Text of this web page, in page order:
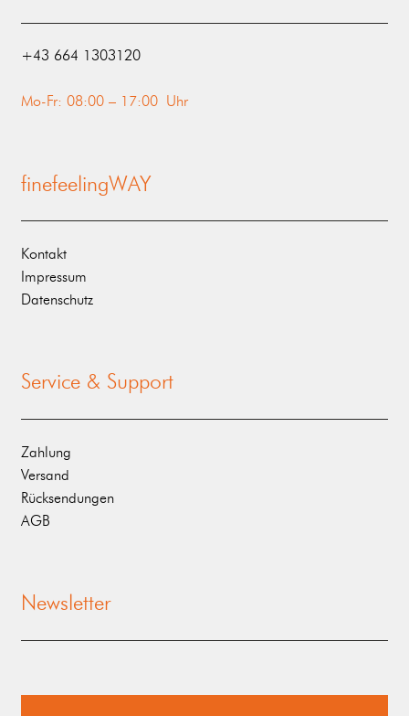
‭+43 664 1303120‬
Mo-Fr: 08:00 – 17:00 Uhr
finefeelingWAY
Kontakt
Impressum
Datenschutz
Service & Support
Zahlung
Versand
Rücksendungen
AGB
Newsletter